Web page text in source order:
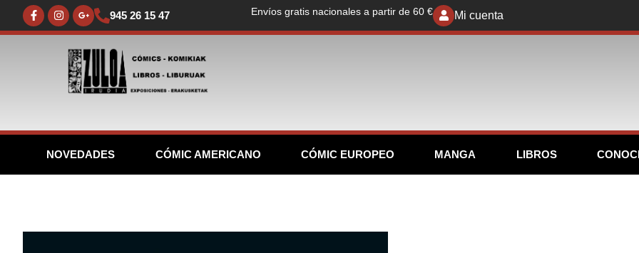
945 26 15 47 Envíos gratis nacionales a partir de 60 € Mi cuenta
NOVEDADES CÓMIC AMERICANO CÓMIC EUROPEO MANGA LIBROS